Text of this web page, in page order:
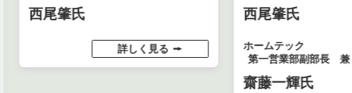
西尾肇氏
詳しく見る
西尾肇氏
ホームテック
第一営業部副部長
齋藤一輝氏